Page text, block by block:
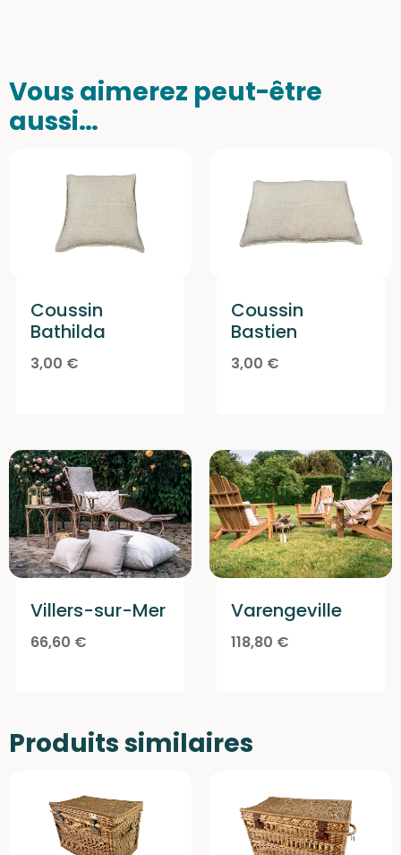
Vous aimerez peut-être
aussi…
Coussin
Bathilda
3,00 €
Coussin
Bastien
3,00 €
Villers-sur-Mer
66,60 €
Varengeville
118,80 €
Produits similaires